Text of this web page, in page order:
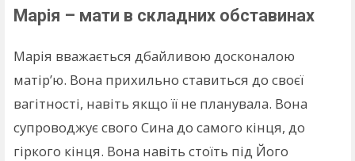
Марія – мати в складних обставинах
Марія вважається дбайливою досконалою
матір’ю. Вона прихильно ставиться до своєї
вагітності, навіть якщо її не планувала. Вона
супроводжує свого Сина до самого кінця, до
гіркого кінця. Вона навіть стоїть під Його